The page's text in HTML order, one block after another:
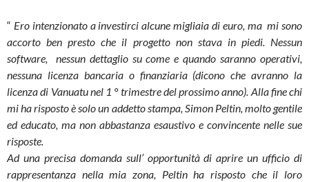
“ Ero intenzionato a investirci alcune migliaia di euro, ma mi sono
accorto ben presto che il progetto non stava in piedi. Nessun
software, nessun dettaglio su come e quando saranno operativi,
nessuna licenza bancaria o finanziaria (dicono che avranno la
licenza di Vanuatu nel 1 ° trimestre del prossimo anno). Alla fine chi
mi ha risposto è solo un addetto stampa, Simon Peltin, molto gentile
ed educato, ma non abbastanza esaustivo e convincente nelle sue
risposte.
Ad una precisa domanda sull’ opportunità di aprire un ufficio di
rappresentanza nella mia zona, Peltin ha risposto che il loro